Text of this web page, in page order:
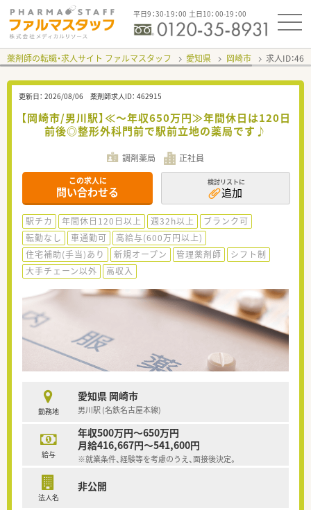
平日9：30-19：00 土日10：00-19：00
薬剤師の転職・求人サイト ファルマスタッフ 愛知県 岡崎市 求人ID：
更新日： 2026/08/06 薬剤師求人ID： 462915
【岡崎市/男川駅】≪～年収650万円≫年間休日は120日
前後◎整形外科門前で駅前立地の薬局です♪
調剤薬局 正社員
この求人に
問い合わせる
検討リストに
追加
駅チカ 年間休日120日以上 週32h以上
ブランク可
転勤なし
車通勤可
高給与(600万円以上)
住宅補助(手当)あり
新規オープン 管理薬剤師
シフト制
大手チェーン以外
高収入
勤務地
愛知県 岡崎市
男川駅 (名鉄名古屋本線)
給与
年収500万円～650万円
月給416,667円～541,600円
※就業条件、経験等を考慮のうえ、面接後決定。
法人名
非公開